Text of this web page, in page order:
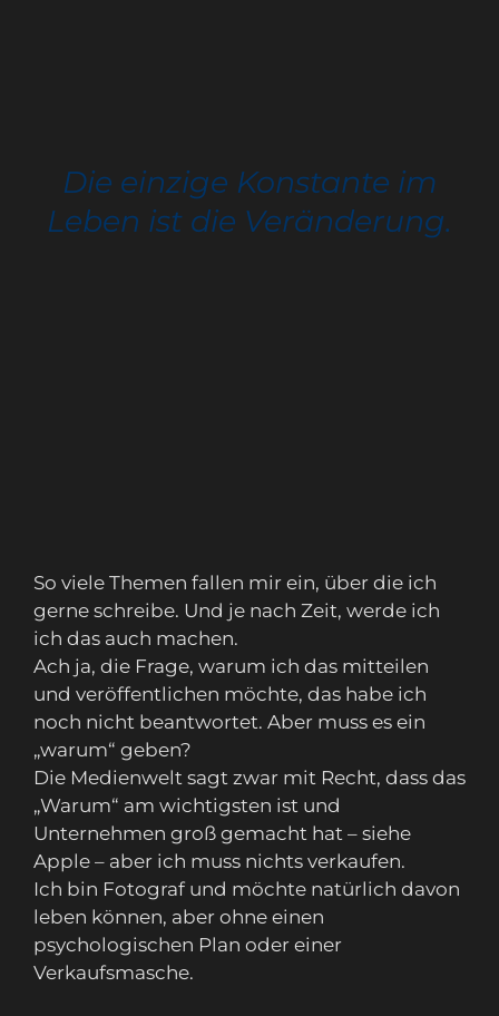
Die einzige Konstante im
Leben ist die Veränderung.
So viele Themen fallen mir ein, über die ich
gerne schreibe. Und je nach Zeit, werde ich
ich das auch machen.
Ach ja, die Frage, warum ich das mitteilen
und veröffentlichen möchte, das habe ich
noch nicht beantwortet. Aber muss es ein
„warum“ geben?
Die Medienwelt sagt zwar mit Recht, dass das
„Warum“ am wichtigsten ist und
Unternehmen groß gemacht hat – siehe
Apple – aber ich muss nichts verkaufen.
Ich bin Fotograf und möchte natürlich davon
leben können, aber ohne einen
psychologischen Plan oder einer
Verkaufsmasche.